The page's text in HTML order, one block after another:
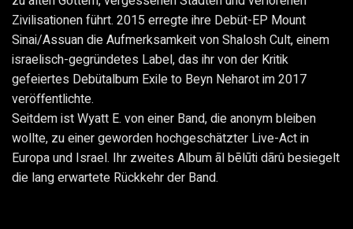
Zivilisationen führt. 2015 erregte ihre Debüt-EP Mount
Sinai/Assuan die Aufmerksamkeit von Shalosh Cult, einem
israelisch-gegründetes Label, das ihr von der Kritik
gefeiertes Debütalbum Exile to Beyn Neharot im 2017
veröffentlichte.
Seitdem ist Wyatt E. von einer Band, die anonym bleiben
wollte, zu einer geworden hochgeschätzter Live-Act in
Europa und Israel. Ihr zweites Album āl bēlūti dārû besiegelt
die lang erwartete Rückkehr der Band.